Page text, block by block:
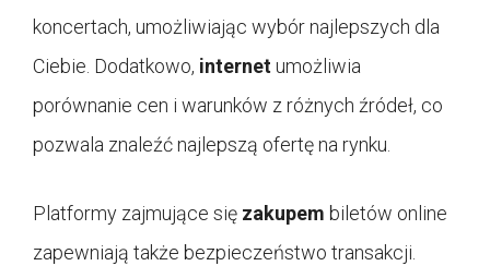
koncertach, umożliwiając wybór najlepszych dla
Ciebie. Dodatkowo, internetumożliwia
porównanie cen i warunków z różnych źródeł, co
pozwala znaleźć najlepszą ofertę na rynku.
Platformy zajmujące się zakupem biletów online
zapewniają także bezpieczeństwo transakcji.